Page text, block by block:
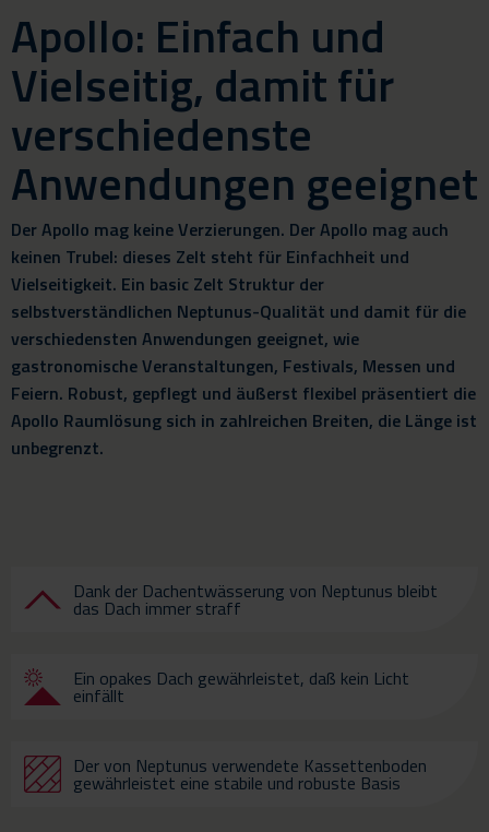
Apollo: Einfach und
Vielseitig, damit für
verschiedenste
Anwendungen geeignet
Der Apollo mag keine Verzierungen. Der Apollo mag auch
keinen Trubel: dieses Zelt steht für Einfachheit und
Vielseitigkeit. Ein basic Zelt Struktur der
selbstverständlichen Neptunus-Qualität und damit für die
verschiedensten Anwendungen geeignet, wie
gastronomische Veranstaltungen, Festivals, Messen und
Feiern. Robust, gepflegt und äußerst flexibel präsentiert die
Apollo Raumlösung sich in zahlreichen Breiten, die Länge ist
unbegrenzt.
Dank der Dachentwässerung von Neptunus bleibt
das Dach immer straff
Ein opakes Dach gewährleistet, daß kein Licht
einfällt
Der von Neptunus verwendete Kassettenboden
gewährleistet eine stabile und robuste Basis